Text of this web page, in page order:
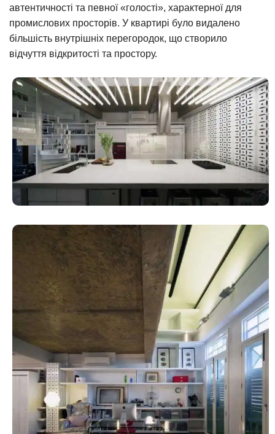
автентичності та певної «голості», характерної для
промислових просторів. У квартирі було видалено
більшість внутрішніх перегородок, що створило
відчуття відкритості та простору.